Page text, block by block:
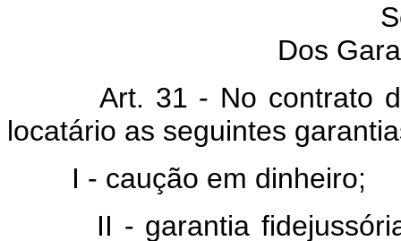
Dos
Art. 31 - No contrato de
locatário as seguintes
I - caução em dinheiro;
II - garantia fidejussória,